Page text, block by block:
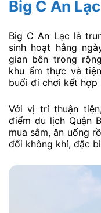
Big C An Lạc
Big C An Lạc là
sinh hoạt hằng
gian bên trong
khu ẩm thực và
buổi đi chơi kết hợp
Với vị trí thuận
điểm du lịch Quận
mua sắm, ăn uống
đổi không khí, đặc